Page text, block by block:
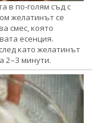
в по-голям съд с
желатинът се
смес, която
есенция.
като желатинът
2–3 минути.